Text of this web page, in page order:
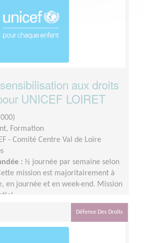
aux droits
UNICEF LOIRET
Formation
- Comité Centre Val de Loire
: ½ journée par semaine selon
mission est majoritairement à
en journée et en week-end. Mission
Défense Des Droits